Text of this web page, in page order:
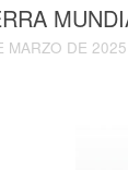
MARZO DE 2025